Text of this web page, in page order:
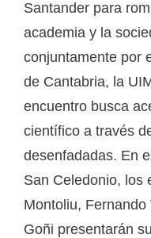
Santander para
academia y la
conjuntamente por
de Cantabria, la
encuentro busca
científico a través
desenfadadas. En
San Celedonio, los
Montoliu,
Goñi presentarán